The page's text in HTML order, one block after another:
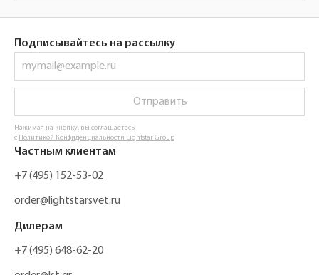
Подписывайтесь на рассылку
Отправить
Нажимая на кнопку, вы соглашаетесь
с Политикой Конфиденциальности Lightstar Group
Частным клиентам
+7 (495) 152-53-02
order@lightstarsvet.ru
Дилерам
+7 (495) 648-62-20